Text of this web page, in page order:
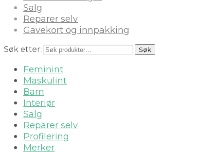
Salg
Reparer selv
Gavekort og innpakking
Søk etter: Søk
Feminint
Maskulint
Barn
Interiør
Salg
Reparer selv
Profilering
Merker